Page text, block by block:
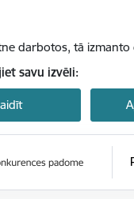
darbotos, tā
savu izvēli: